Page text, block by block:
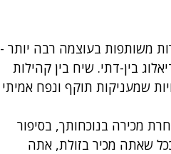
משותפות בעוצמה רבה יותר -
בין-דתי. שיח בין קהילות
שמעניקות תוקף ונפח אמיתי
מכירה בנוכחותך, בסיפור
שאתה מכיר בזולת, אתה